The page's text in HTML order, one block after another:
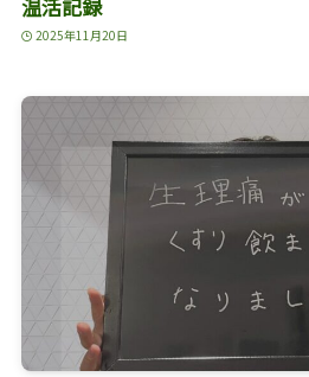
温活記録
2025年11月20日